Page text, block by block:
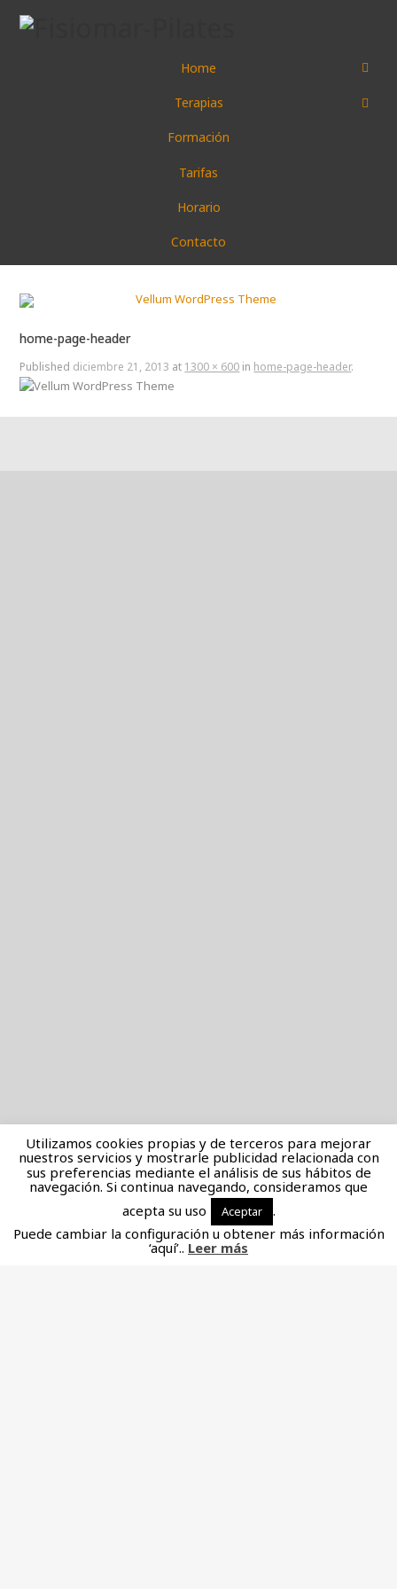
Home
Terapias
Formación
Tarifas
Horario
Contacto
home-page-header
Published diciembre 21, 2013 at 1300 × 600 in home-page-header.
Utilizamos cookies propias y de terceros para mejorar
nuestros servicios y mostrarle publicidad relacionada con
sus preferencias mediante el análisis de sus hábitos de
navegación. Si continua navegando, consideramos que
acepta su uso
Aceptar
.
Puede cambiar la configuración u obtener más información
‘aquí’.. Leer más